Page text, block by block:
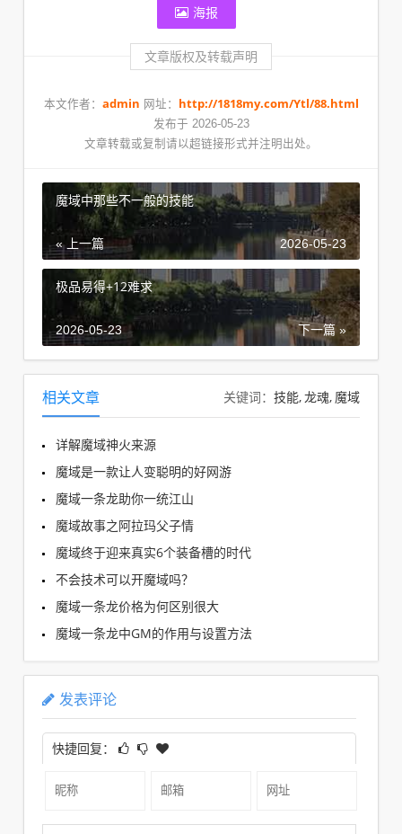
海报
文章版权及转载声明
本文作者： admin 网址： http://1818my.com/Ytl/88.html
发布于 2026-05-23
文章转载或复制请以超链接形式并注明出处。
魔域中那些不一般的技能
« 上一篇 2026-05-23
极品易得+12难求
下一篇 »
2026-05-23
相关文章 关键词： 技能 龙魂 魔域
详解魔域神火来源
魔域是一款让人变聪明的好网游
魔域一条龙助你一统江山
魔域故事之阿拉玛父子情
魔域终于迎来真实6个装备槽的时代
不会技术可以开魔域吗？
魔域一条龙价格为何区别很大
魔域一条龙中GM的作用与设置方法
发表评论
快捷回复：